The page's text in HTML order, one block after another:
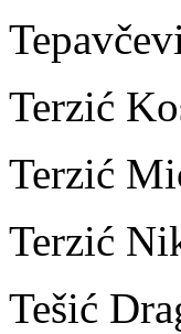
Terzić
Terzić
Terzić
Tešić